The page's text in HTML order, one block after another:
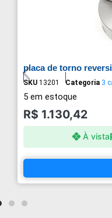
placa de torno
SKU 13201 Categoria 3
5 em estoque
R$ 1.130,42
À vista